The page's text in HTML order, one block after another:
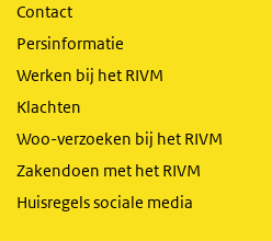
Contact
Persinformatie
Werken bij het RIVM
Klachten
Woo-verzoeken bij het RIVM
Zakendoen met het RIVM
Huisregels sociale media